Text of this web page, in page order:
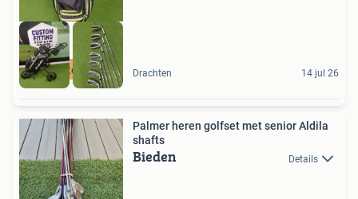
Complete Topset Drachten 14 jul 26
Palmer heren golfset met senior Aldila
shafts
Bieden Details